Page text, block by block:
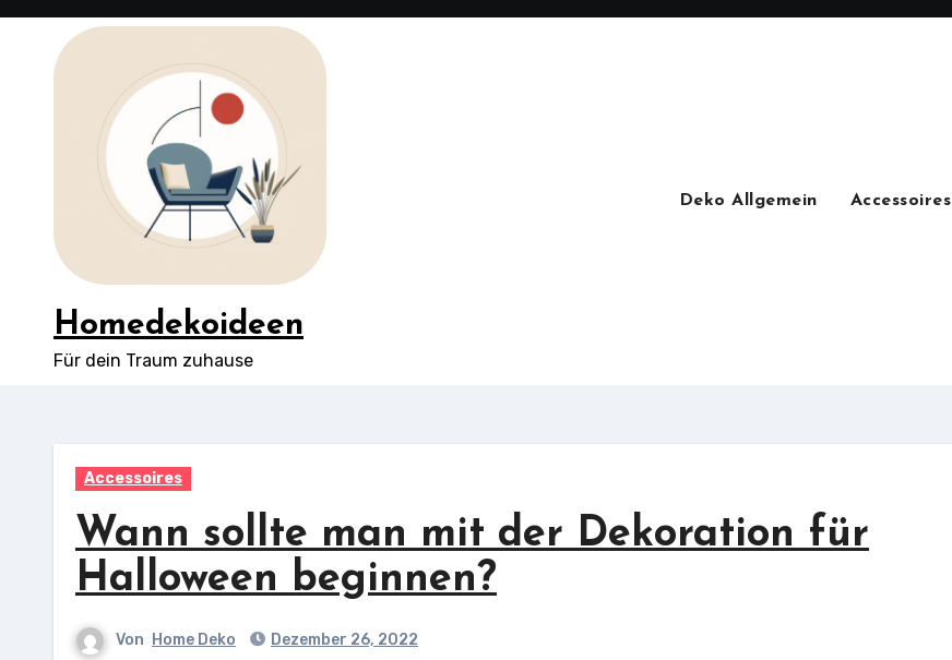
Springe
Homedekoideen
Für dein Traum zuhause
Deko Allgemein Accessoires
Accessoires
Wann sollte man mit der Dekoration für
Halloween beginnen?
Von Home Deko Dezember 26, 2022